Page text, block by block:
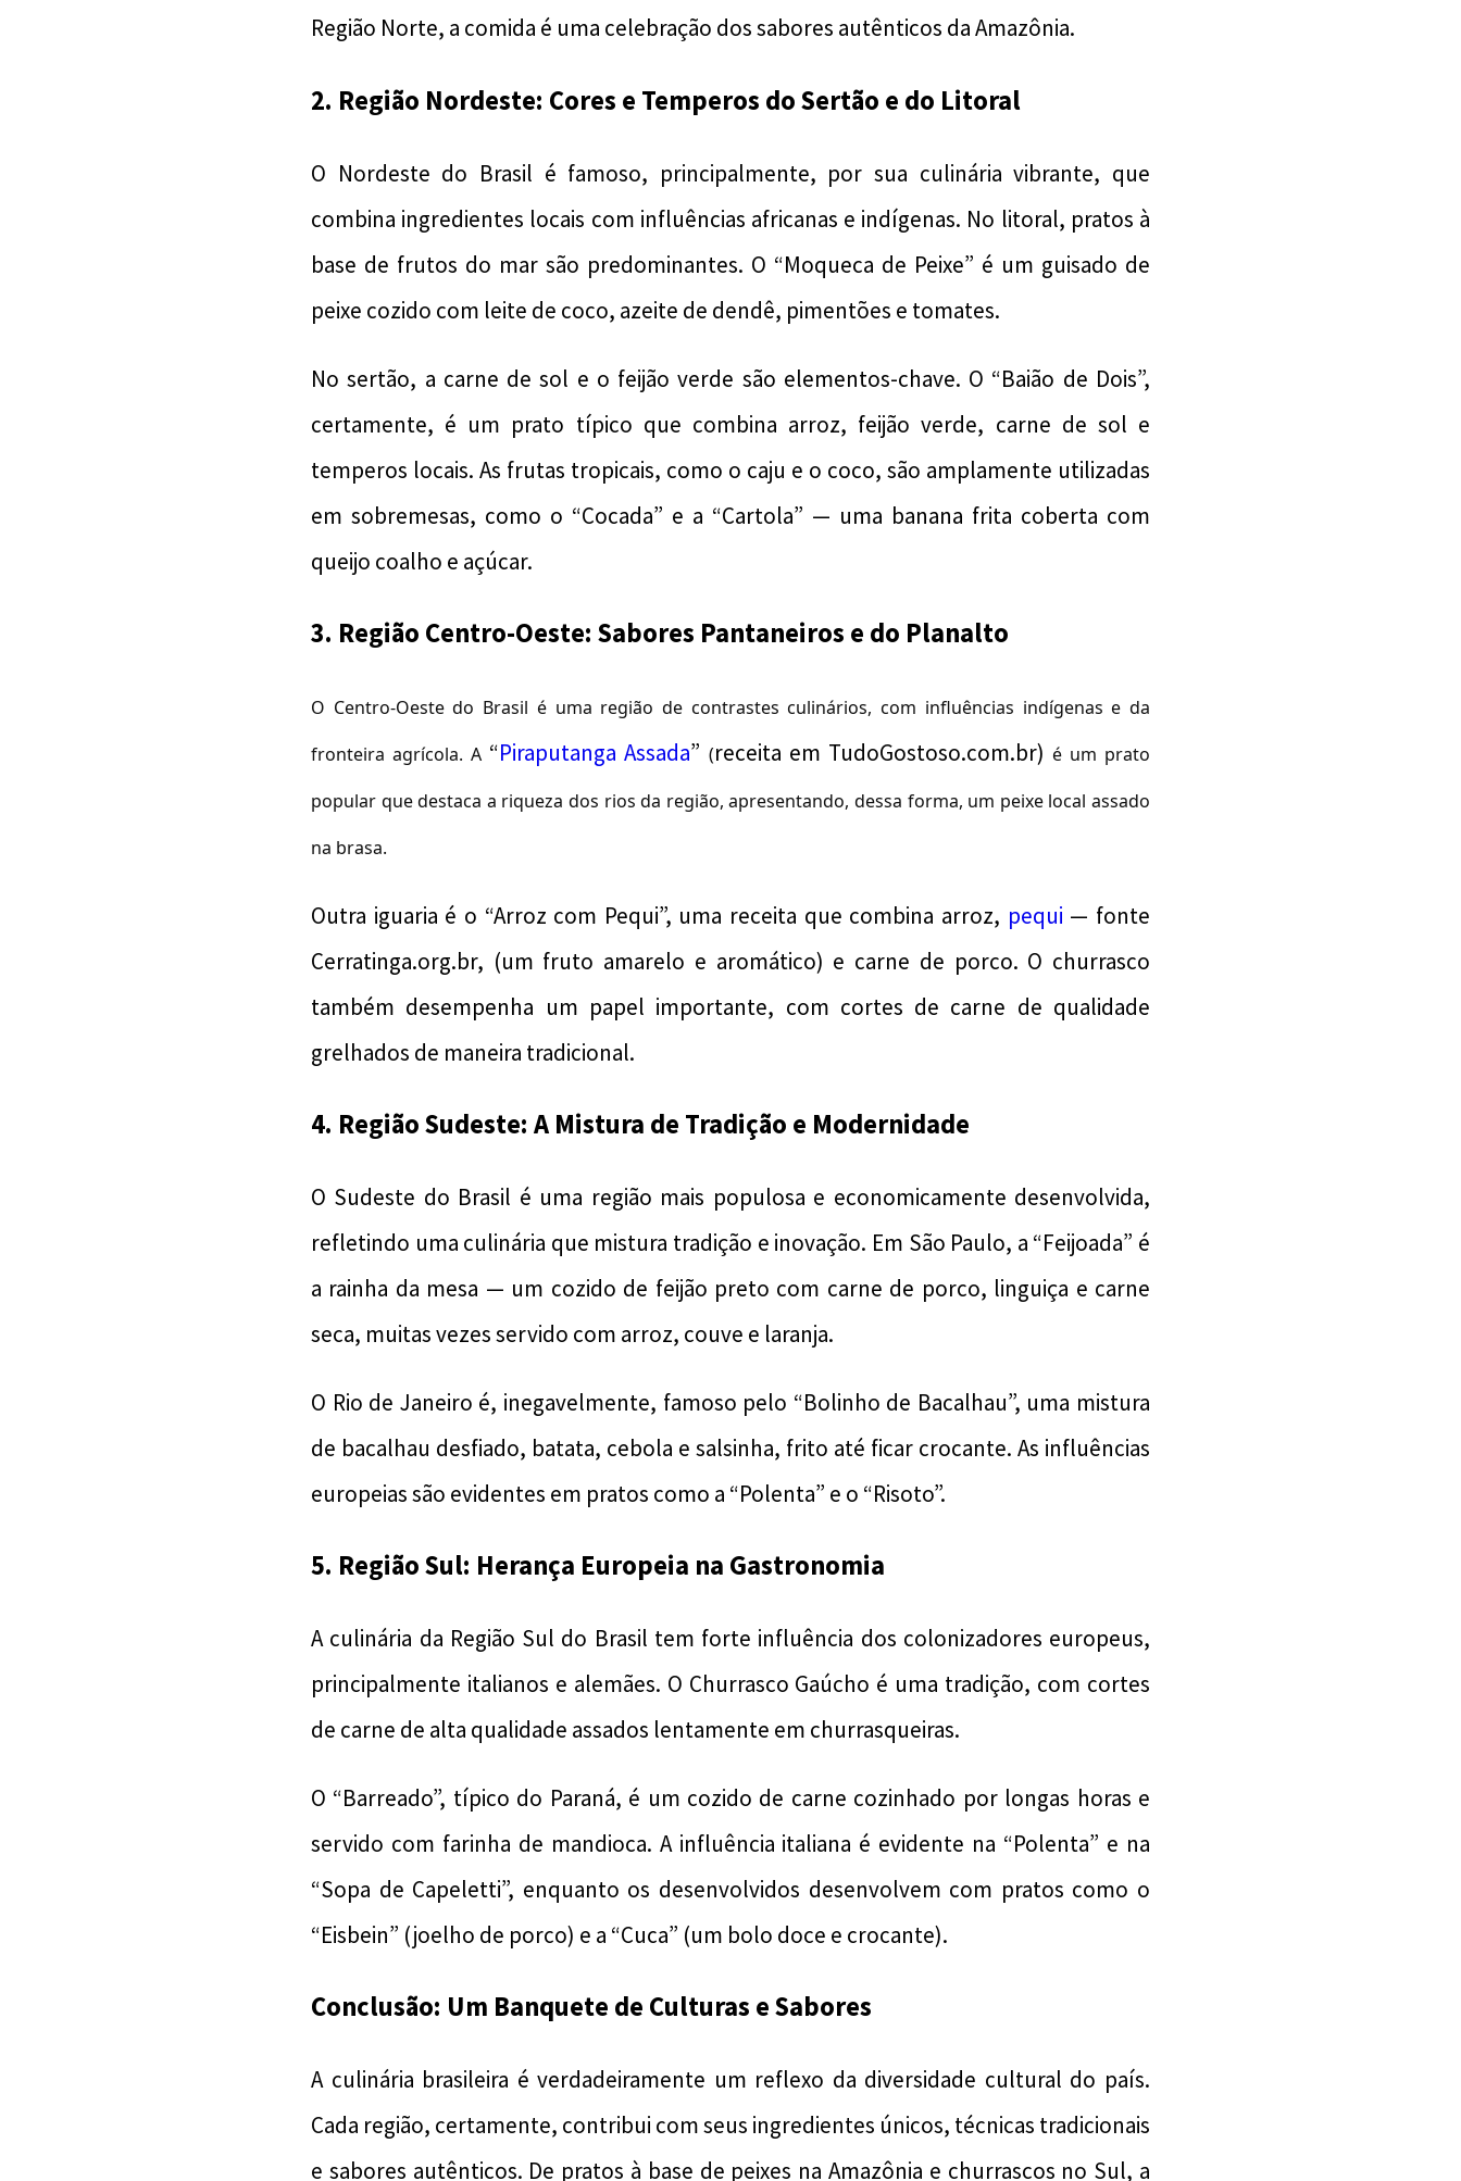
Região Norte, a comida é uma celebração dos sabores autênticos da Amazônia.
2. Região Nordeste: Cores e Temperos do Sertão e do Litoral
O Nordeste do Brasil é famoso, principalmente, por sua culinária vibrante, que
combina ingredientes locais com influências africanas e indígenas. No litoral, pratos à
base de frutos do mar são predominantes. O “Moqueca de Peixe” é um guisado de
peixe cozido com leite de coco, azeite de dendê, pimentões e tomates.
No sertão, a carne de sol e o feijão verde são elementos-chave. O “Baião de Dois”,
certamente, é um prato típico que combina arroz, feijão verde, carne de sol e
temperos locais. As frutas tropicais, como o caju e o coco, são amplamente utilizadas
em sobremesas, como o “Cocada” e a “Cartola” — uma banana frita coberta com
queijo coalho e açúcar.
3. Região Centro-Oeste: Sabores Pantaneiros e do Planalto
O Centro-Oeste do Brasil é uma região de contrastes culinários, com influências indígenas e da
fronteira agrícola. A “Piraputanga Assada” (receita em TudoGostoso.com.br) é um prato
popular que destaca a riqueza dos rios da região, apresentando, dessa forma, um peixe local assado
na brasa.
Outra iguaria é o “Arroz com Pequi”, uma receita que combina arroz, pequi — fonte
Cerratinga.org.br, (um fruto amarelo e aromático) e carne de porco. O churrasco
também desempenha um papel importante, com cortes de carne de qualidade
grelhados de maneira tradicional.
4. Região Sudeste: A Mistura de Tradição e Modernidade
O Sudeste do Brasil é uma região mais populosa e economicamente desenvolvida,
refletindo uma culinária que mistura tradição e inovação. Em São Paulo, a “Feijoada” é
a rainha da mesa — um cozido de feijão preto com carne de porco, linguiça e carne
seca, muitas vezes servido com arroz, couve e laranja.
O Rio de Janeiro é, inegavelmente, famoso pelo “Bolinho de Bacalhau”, uma mistura
de bacalhau desfiado, batata, cebola e salsinha, frito até ficar crocante. As influências
europeias são evidentes em pratos como a “Polenta” e o “Risoto”.
5. Região Sul: Herança Europeia na Gastronomia
A culinária da Região Sul do Brasil tem forte influência dos colonizadores europeus,
principalmente italianos e alemães. O Churrasco Gaúcho é uma tradição, com cortes
de carne de alta qualidade assados ​​lentamente em churrasqueiras.
O “Barreado”, típico do Paraná, é um cozido de carne cozinhado por longas horas e
servido com farinha de mandioca. A influência italiana é evidente na “Polenta” e na
“Sopa de Capeletti”, enquanto os desenvolvidos desenvolvem com pratos como o
“Eisbein” (joelho de porco) e a “Cuca” (um bolo doce e crocante).
Conclusão: Um Banquete de Culturas e Sabores
A culinária brasileira é verdadeiramente um reflexo da diversidade cultural do país.
Cada região, certamente, contribui com seus ingredientes únicos, técnicas tradicionais
e sabores autênticos. De pratos à base de peixes na Amazônia e churrascos no Sul, a